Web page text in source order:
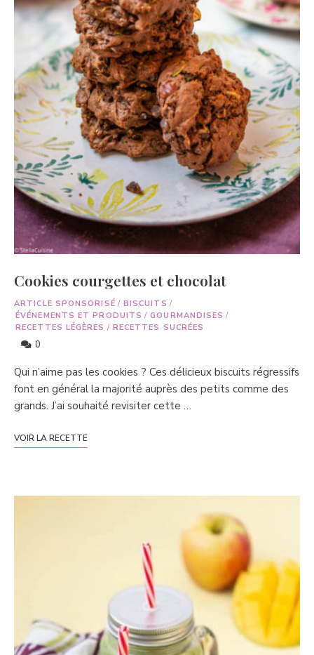
Cookies courgettes et chocolat
ARTICLE SPONSORISÉ / BISCUITS /
ÉVÉNEMENTS ET PRODUITS / GOURMANDISES /
RECETTES LÉGÈRES / RECETTES SUCRÉES
0
Qui n’aime pas les cookies ? Ces délicieux biscuits régressifs
font en général la majorité auprès des petits comme des
grands. J’ai souhaité revisiter cette …
VOIR LA RECETTE